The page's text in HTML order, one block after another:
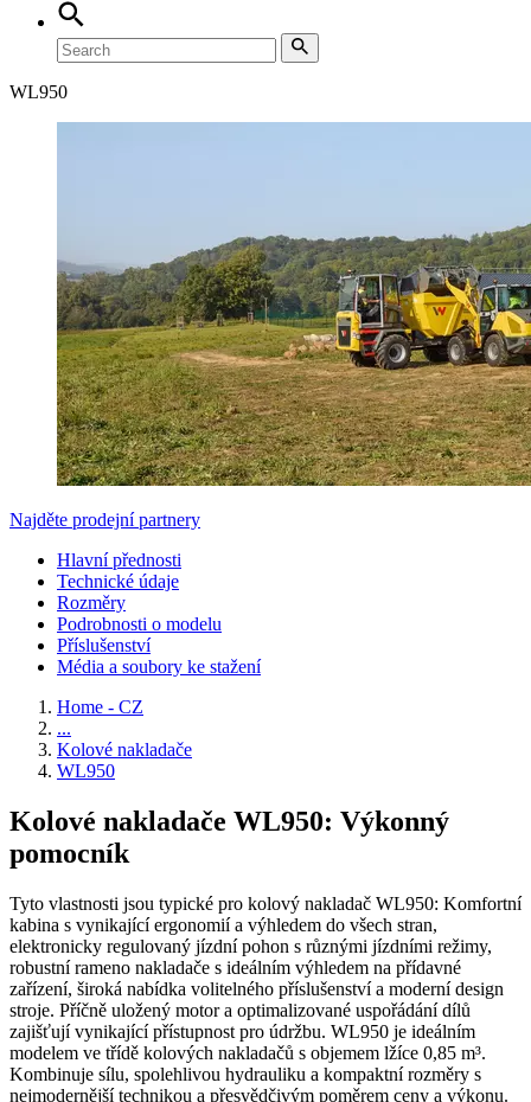
WL950
Najděte prodejní partnery
Hlavní přednosti
Technické údaje
Rozměry
Podrobnosti o modelu
Příslušenství
Média a soubory ke stažení
Home - CZ
...
Kolové nakladače
WL950
Kolové nakladače WL950: Výkonný
pomocník
Tyto vlastnosti jsou typické pro kolový nakladač WL950: Komfortní
kabina s vynikající ergonomií a výhledem do všech stran,
elektronicky regulovaný jízdní pohon s různými jízdními režimy,
robustní rameno nakladače s ideálním výhledem na přídavné
zařízení, široká nabídka volitelného příslušenství a moderní design
stroje. Příčně uložený motor a optimalizované uspořádání dílů
zajišťují vynikající přístupnost pro údržbu. WL950 je ideálním
modelem ve třídě kolových nakladačů s objemem lžíce 0,85 m³.
Kombinuje sílu, spolehlivou hydrauliku a kompaktní rozměry s
nejmodernější technikou a přesvědčivým poměrem ceny a výkonu.